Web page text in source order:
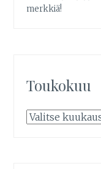
merkkiä!
Toukokuu